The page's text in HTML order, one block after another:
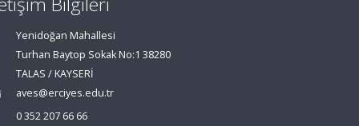
Yenidoğan Mahallesi
Turhan Baytop Sokak No:1 38280
TALAS / KAYSERİ
aves@erciyes.edu.tr
0 352 207 66 66